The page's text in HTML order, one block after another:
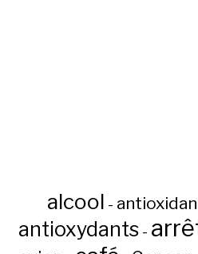
alcool -
antioxydants -